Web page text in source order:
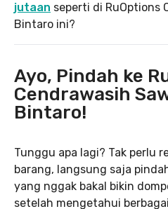
jutaan seperti di RuOptions
Bintaro ini?
Ayo, Pindah ke
Cendrawasih
Bintaro!
Tunggu apa lagi? Tak perlu
barang, langsung saja
yang nggak bakal bikin
setelah mengetahui